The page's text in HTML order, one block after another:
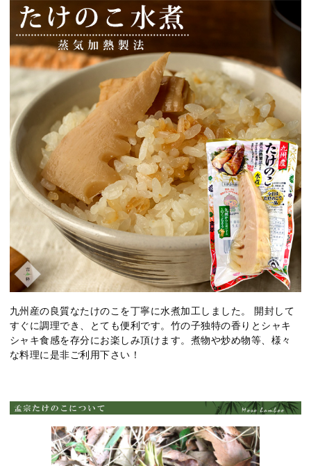
九州産の良質なたけのこを丁寧に水煮加工しました。 開封して
すぐに調理でき、とても便利です。竹の子独特の香りとシャキ
シャキ食感を存分にお楽しみ頂けます。煮物や炒め物等、様々
な料理に是非ご利用下さい！